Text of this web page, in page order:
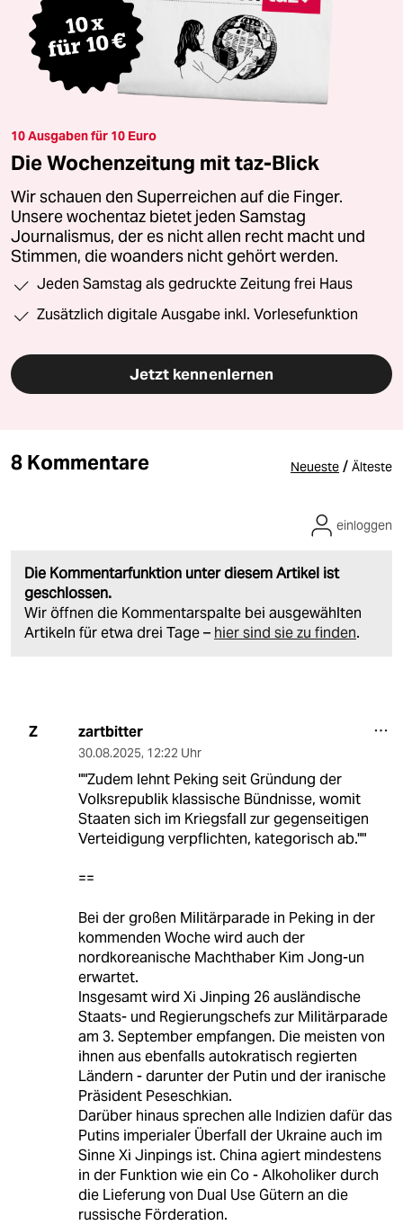
10 Ausgaben für 10 Euro
Die Wochenzeitung mit taz-Blick
Wir schauen den Superreichen auf die Finger.
Unsere wochentaz bietet jeden Samstag
Journalismus, der es nicht allen recht macht und
Stimmen, die woanders nicht gehört werden.
Jeden Samstag als gedruckte Zeitung frei Haus
Zusätzlich digitale Ausgabe inkl. Vorlesefunktion
Jetzt kennenlernen
8 Kommentare Neueste / Älteste
Die Kommentarfunktion unter diesem Artikel ist
geschlossen.
Wir öffnen die Kommentarspalte bei ausgewählten
Artikeln für etwa drei Tage – hier sind sie zu finden.
einloggen
Z zartbitter
30.08.2025, 12:22 Uhr
""Zudem lehnt Peking seit Gründung der
Volksrepublik klassische Bündnisse, womit
Staaten sich im Kriegsfall zur gegenseitigen
Verteidigung verpflichten, kategorisch ab.""
==
Bei der großen Militärparade in Peking in der
kommenden Woche wird auch der
nordkoreanische Machthaber Kim Jong-un
erwartet.
Insgesamt wird Xi Jinping 26 ausländische
Staats- und Regierungschefs zur Militärparade
am 3. September empfangen. Die meisten von
ihnen aus ebenfalls autokratisch regierten
Ländern - darunter der Putin und der iranische
Präsident Peseschkian.
Darüber hinaus sprechen alle Indizien dafür das
Putins imperialer Überfall der Ukraine auch im
Sinne Xi Jinpings ist. China agiert mindestens
in der Funktion wie ein Co - Alkoholiker durch
die Lieferung von Dual Use Gütern an die
russische Förderation.